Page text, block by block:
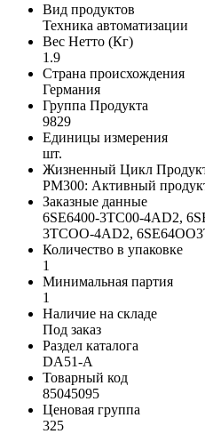
Вид продуктов
Техника автоматизации
Вес Нетто (Кг)
1.9
Страна происхождения
Германия
Группа Продукта
9829
Единицы измерения
шт.
Жизненный Цикл
PM300: Активный
Заказные данные
6SE6400-3TC00-4AD2,
3TCOO-4AD2,
Количество в упаковке
1
Минимальная партия
1
Наличие на складе
Под заказ
Раздел каталога
DA51-A
Товарный код
85045095
Ценовая группа
325